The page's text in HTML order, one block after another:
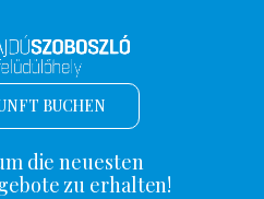
BUCHEN
die neuesten
zu erhalten!